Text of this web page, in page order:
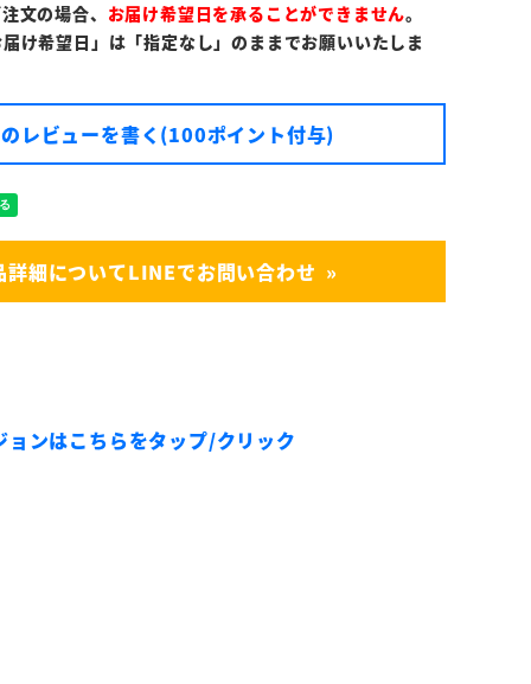
文の場合、 お届け希望日を承ることができません。
け希望日」は「指定なし」のままでお願いいたしま
レビューを書く(100ポイント付与)
詳細についてLINEでお問い合わせ
ンはこちらをタップ/クリック